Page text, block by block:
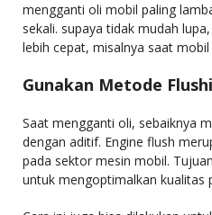
mengganti oli mobil paling
sekali. supaya tidak mudah
lebih cepat, misalnya saat mobil
Gunakan Metode
Saat mengganti oli, sebaiknya
dengan aditif. Engine flush
pada sektor mesin mobil.
untuk mengoptimalkan kualitas